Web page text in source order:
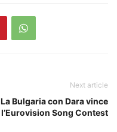
Next article
La Bulgaria con Dara vince
l’Eurovision Song Contest